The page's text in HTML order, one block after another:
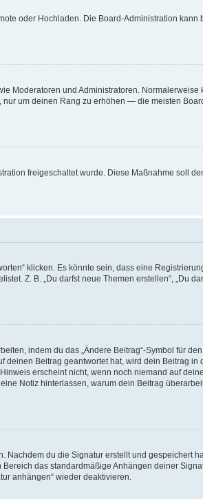
oder Hochladen. Die Board-Administration kann
Moderatoren und Administratoren. Normalerweise
um deinen Rang zu erhöhen — die meisten
freigeschaltet wurde. Diese Maßnahme soll
klicken. Es könnte sein, dass eine
Z. B. „Du darfst neue Themen erstellen“, „Du
indem du das „Ändere Beitrag“-Symbol für den
deinen Beitrag geantwortet hat, wird dein Beitrag in
erscheint nicht, wenn noch niemand auf
Notiz hinterlassen, warum dein Beitrag
du die Signatur erstellt und gespeichert
das standardmäßige Anhängen deiner
anhängen“ wieder deaktivieren.